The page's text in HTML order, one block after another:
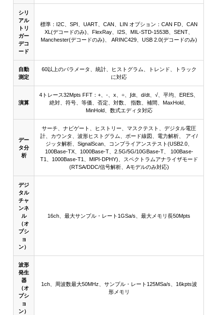
シリ
アル
トリ
ガー
デコ
ード
標準：I2C、SPI、UART、CAN、LIN オプション：CAN FD、CAN
XL(デコードのみ)、FlexRay、I2S、MIL-STD-1553B、SENT、
Manchester(デコードのみ)、 ARINC429、USB 2.0(デコードのみ)
自動
測定
60以上のパラメータ、統計、ヒストグラム、トレンド、トラック
に対応
演算
4トレース32Mpts FFT：+、-、x、÷、∫dt、d/dt、√、平均、ERES、
絶対、符号、等価、否定、対数、 指数、補間、MaxHold、
MinHold、数式エディタ対応
デー
タ分
析
サーチ、ナビゲート、ヒストリー、マスクテスト、デジタル電圧
計、カウンタ、波形ヒストグラム、ボード線図、電力解析、 アイ/
ジッタ解析、SignalScan、コンプライアンステスト(USB2.0、
100Base-TX、1000Base-T、2.5G/5G/10GBase-T、 100Base-
T1、1000Base-T1、MIPI-DPHY)、スペクトラムアナライザモード
(RTSA/DDC/信号解析、Aモデルのみ対応)
デジ
タル
チャ
ンネ
ル
（オ
プシ
ョ
ン）
16ch、最大サンプル・レート1GSa/s、最大メモリ長50Mpts
波形
発生
器
（オ
プシ
ョ
ン）
1ch、周波数最大50MHz、サンプル・レート125MSa/s、16kpts波
形メモリ